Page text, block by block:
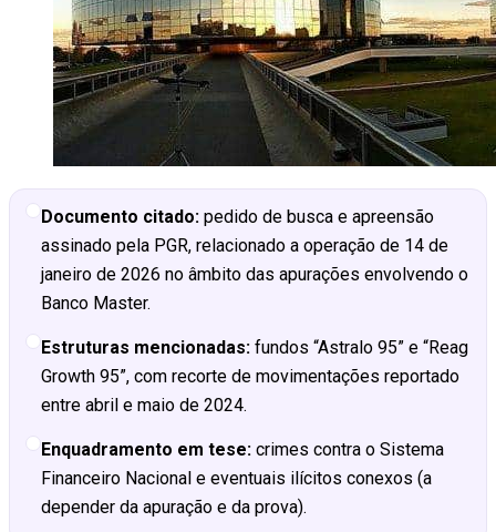
Documento citado: pedido de busca e apreensão
assinado pela PGR, relacionado a operação de 14 de
janeiro de 2026 no âmbito das apurações envolvendo o
Banco Master.
Estruturas mencionadas: fundos “Astralo 95” e “Reag
Growth 95”, com recorte de movimentações reportado
entre abril e maio de 2024.
Enquadramento em tese: crimes contra o Sistema
Financeiro Nacional e eventuais ilícitos conexos (a
depender da apuração e da prova).